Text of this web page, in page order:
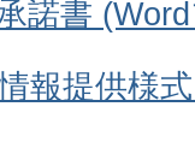
諾書
報提供様